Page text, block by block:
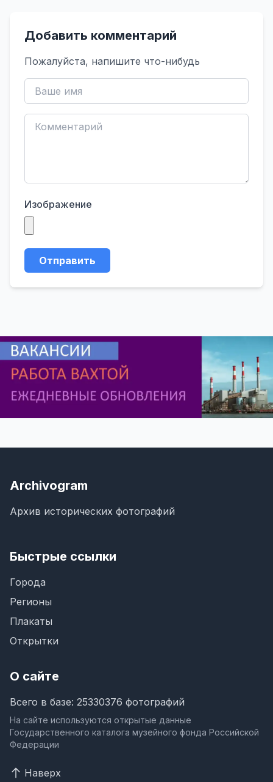
Добавить комментарий
Пожалуйста, напишите что-нибудь
Изображение
Отправить
Archivogram
Архив исторических фотографий
Быстрые ссылки
Города
Регионы
Плакаты
Открытки
О сайте
Всего в базе: 25330376 фотографий
На сайте используются открытые данные
Государственного каталога музейного фонда Российской
Федерации
Наверх